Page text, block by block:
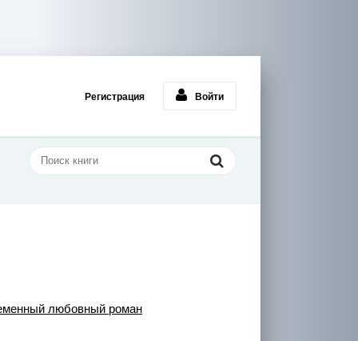
Регистрация Войти
любовный роман